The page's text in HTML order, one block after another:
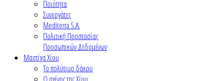
Ποιότητα
Συνεργάτες
Mediterra S.A.
Πολιτική Προστασίας
Προσωπικών Δεδομένων
Μαστίχα Χίου
Το πολύτιμο δάκρυ